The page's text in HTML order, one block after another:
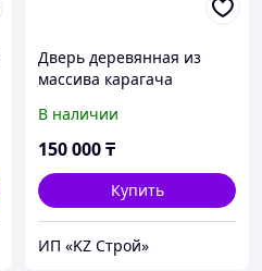
Дверь деревянная из
массива карагача
В наличии
150 000₸
Купить
ИП «KZ Строй»